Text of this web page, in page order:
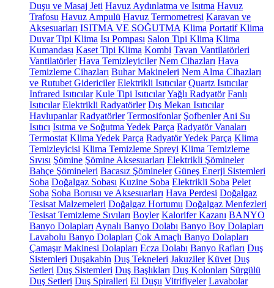
Duşu ve Masaj Jeti Havuz Aydınlatma ve Isıtma Havuz
Trafosu Havuz Ampulü Havuz Termometresi Karavan ve
Aksesuarları ISITMA VE SOĞUTMA Klima Portatif Klima
Duvar Tipi Klima Isı Pompası Salon Tipi Klima Klima
Kumandası Kaset Tipi Klima Kombi Tavan Vantilatörleri
Vantilatörler Hava Temizleyiciler Nem Cihazları Hava
Temizleme Cihazları Buhar Makineleri Nem Alma Cihazları
ve Rutubet Gidericiler Elektrikli Isıtıcılar Quartz Isıtıcılar
Infrared Isıtıcılar Kule Tipi IsıtıcılarYağlı Radyatör Fanlı
Isıtıcılar Elektrikli Radyatörler Dış Mekan Isıtıcılar
Havlupanlar Radyatörler Termosifonlar Şofbenler Ani Su
Isıtıcı Isıtma ve Soğutma Yedek Parça Radyatör Vanaları
Termostat Klima Yedek Parça Radyatör Yedek Parça Klima
Temizleyicisi Klima Temizleme Spreyi Klima Temizleme
Sıvısı Şömine Şömine Aksesuarları Elektrikli Şömineler
Bahçe Şömineleri Bacasız Şömineler Güneş Enerji Sistemleri
Soba Doğalgaz Sobası Kuzine Soba Elektrikli Soba Pelet
Soba Soba Borusu ve Aksesuarları Hava Perdesi Doğalgaz
Tesisat Malzemeleri Doğalgaz Hortumu Doğalgaz Menfezleri
Tesisat Temizleme Sıvıları Boyler Kalorifer Kazanı BANYO
Banyo Dolapları Aynalı Banyo Dolabı Banyo Boy Dolapları
Lavabolu Banyo Dolapları Çok Amaçlı Banyo Dolapları
Çamaşır Makinesi Dolapları Ecza Dolabı Banyo Rafları Duş
Sistemleri Duşakabin Duş Tekneleri Jakuziler Küvet Duş
Setleri Duş Sistemleri Duş Başlıkları Duş Kolonları Sürgülü
Duş Setleri Duş Spiralleri El Duşu Vitrifiyeler Lavabolar